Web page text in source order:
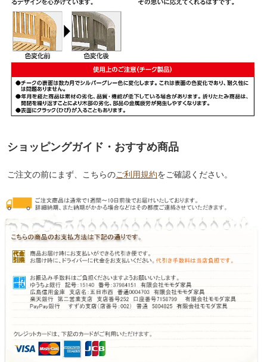
ショッピングガイド・おすすめ商品
ご注文の前にまず、こちらのご利用規約をご確認ください。